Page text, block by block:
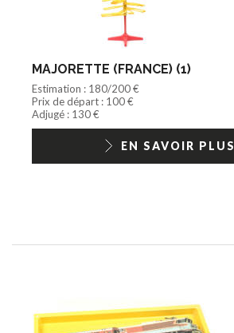
MAJORETTE (FRANCE) (1)
Estimation : 180/200 €
Prix de départ : 100 €
Adjugé : 130 €
EN SAVOIR PLUS